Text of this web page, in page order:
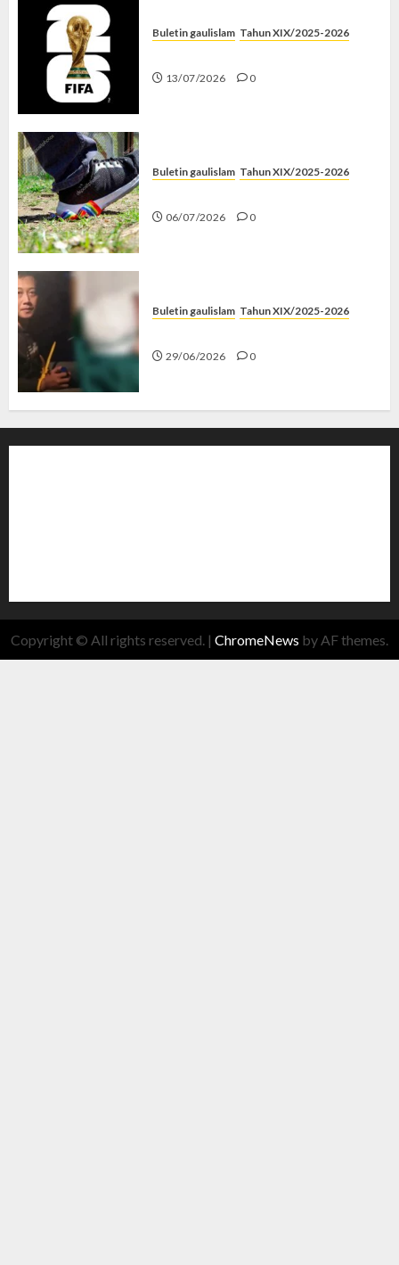
Buletin gaulislam Tahun XIX/2025-2026
13/07/2026 0
Buletin gaulislam Tahun XIX/2025-2026
06/07/2026 0
Buletin gaulislam Tahun XIX/2025-2026
29/06/2026 0
Copyright © All rights reserved. | ChromeNews by AF themes.